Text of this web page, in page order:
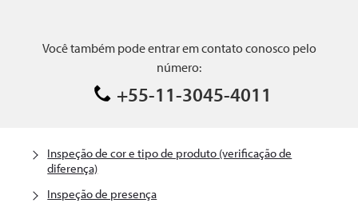
Você também pode entrar em contato conosco pelo
número:
+55-11-3045-4011
Inspeção de cor e tipo de produto (verificação de
diferença)
Inspeção de presença